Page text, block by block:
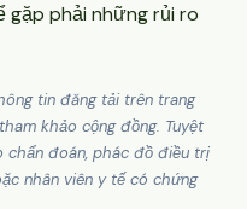
gặp phải những rủi ro
tin đăng tải trên trang
khảo cộng đồng. Tuyệt
đoán, phác đồ điều trị
nhân viên y tế có chứng